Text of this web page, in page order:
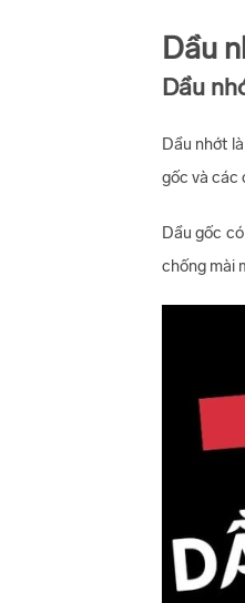
Dầu
Dầu
Dầu nhớt
gốc và các
Dầu gốc
chống mài